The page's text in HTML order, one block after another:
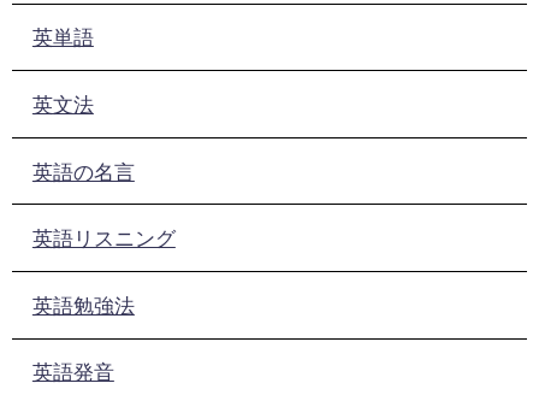
英単語
英文法
英語の名言
英語リスニング
英語勉強法
英語発音